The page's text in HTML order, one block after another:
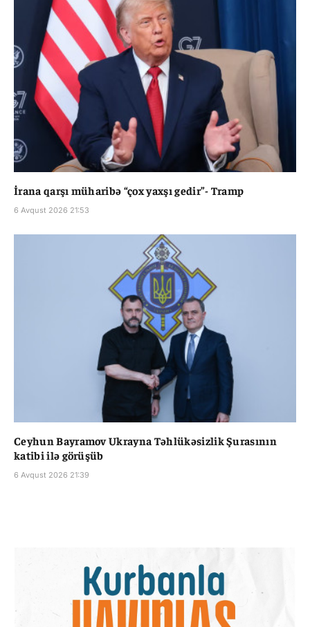
İrana qarşı müharibə “çox yaxşı gedir”- Tramp
6 Avqust 2026 21:53
Ceyhun Bayramov Ukrayna Təhlükəsizlik Şurasının
katibi ilə görüşüb
6 Avqust 2026 21:39